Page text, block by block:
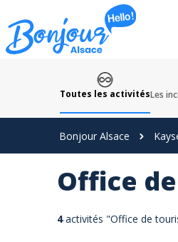
Panneau de gestion des cookies
Toutes les activitésLes
Bonjour Alsace
Office
4activités "Office de